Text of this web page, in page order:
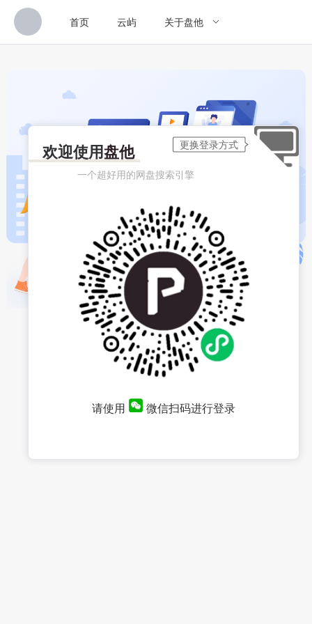
首页 云屿 关于盘他
欢迎使用盘他
一个超好用的网盘搜索引擎
请使用 微信扫码进行登录